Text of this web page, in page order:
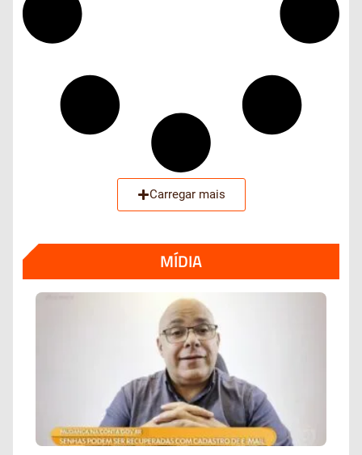
Carregar mais
MÍDIA